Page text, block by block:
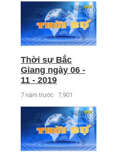
Thời sự Bắc
Giang ngày 06 -
11 - 2019
7 năm trước 7,901